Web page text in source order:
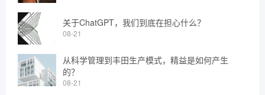
关于ChatGPT，我们到底在担心什么？
08-21
从科学管理到丰田生产模式，精益是如何产生
的？
08-21